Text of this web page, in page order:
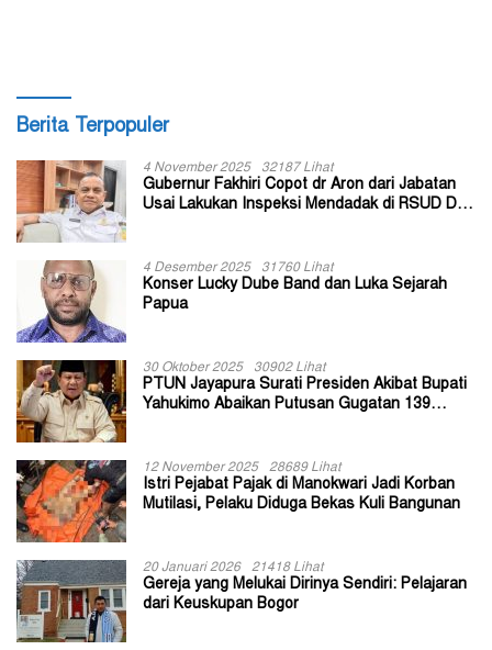
Berita Terpopuler
4 November 2025 32187 Lihat
Gubernur Fakhiri Copot dr Aron dari Jabatan
Usai Lakukan Inspeksi Mendadak di RSUD Dok
4 Desember 2025 31760 Lihat
Konser Lucky Dube Band dan Luka Sejarah
Papua
30 Oktober 2025 30902 Lihat
PTUN Jayapura Surati Presiden Akibat Bupati
Yahukimo Abaikan Putusan Gugatan 139
12 November 2025 28689 Lihat
Istri Pejabat Pajak di Manokwari Jadi Korban
Mutilasi, Pelaku Diduga Bekas Kuli Bangunan
20 Januari 2026 21418 Lihat
Gereja yang Melukai Dirinya Sendiri: Pelajaran
dari Keuskupan Bogor